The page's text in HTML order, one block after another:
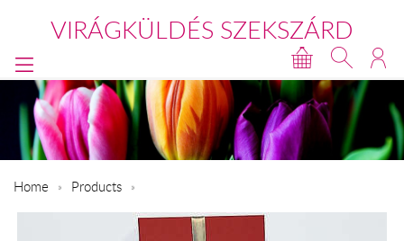
VIRÁGKÜLDÉS SZEKSZÁRD
Home Products